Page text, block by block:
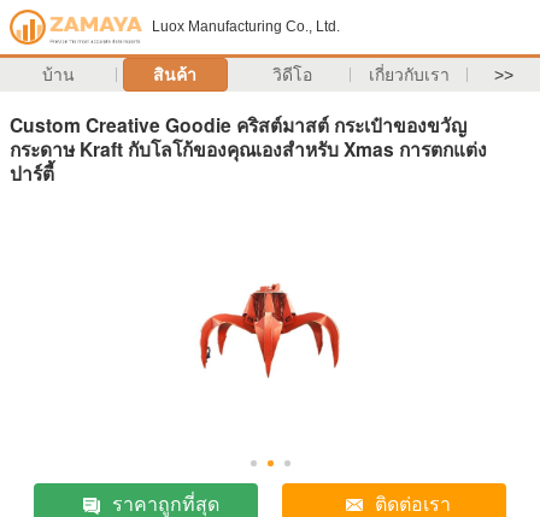
Luox Manufacturing Co., Ltd.
บ้าน สินค้า วิดีโอ เกี่ยวกับเรา >>
Custom Creative Goodie คริสต์มาสต์ กระเป๋าของขวัญ
กระดาษ Kraft กับโลโก้ของคุณเองสําหรับ Xmas การตกแต่ง
ปาร์ตี้
ราคาถูกที่สุด ติดต่อเรา